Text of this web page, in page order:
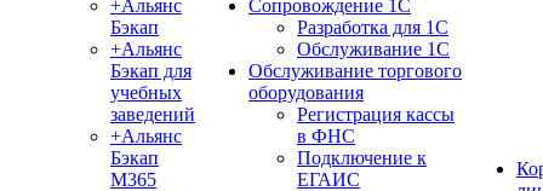
+Альянс
Бэкап
+Альянс
Бэкап для
учебных
заведений
+Альянс
Бэкап
M365
Сопровождение 1С
Разработка для 1С
Обслуживание 1С
Обслуживание торгового
оборудования
Регистрация кассы
в ФНС
Подключение к
ЕГАИС